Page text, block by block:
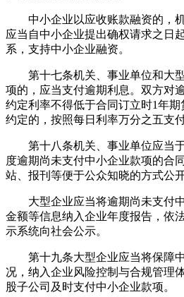
中小企业以应收账款融资的，机
应当自中小企业提出确权请求之日
系，支持中小企业融资。
第十七条机关、事业单位和大型
项的，应当支付逾期利息。双方对
约定利率不得低于合同订立时1年
约定的，按照每日利率万分之五支
第十八条机关、事业单位应当于
度逾期尚未支付中小企业款项的合
站、报刊等便于公众知晓的方式公开
大型企业应当将逾期尚未支付中
金额等信息纳入企业年度报告，依
示系统向社会公示。
第十九条大型企业应当将保障中
况，纳入企业风险控制与合规管理
股子公司及时支付中小企业款项。